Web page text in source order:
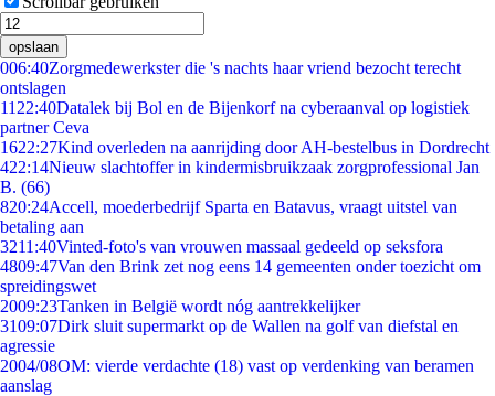
opslaan
006:40Zorgmedewerkster die 's nachts haar vriend bezocht terecht
ontslagen
11 22:40Datalek bij Bol en de Bijenkorf na cyberaanval op logistiek
partner Ceva
1622:27Kind overleden na aanrijding door AH-bestelbus in Dordrecht
422:14Nieuw slachtoffer in kindermisbruikzaak zorgprofessional Jan
B. (66)
820:24Accell, moederbedrijf Sparta en Batavus, vraagt uitstel van
betaling aan
3211:40Vinted-foto's van vrouwen massaal gedeeld op seksfora
4809:47Van den Brink zet nog eens 14 gemeenten onder toezicht om
spreidingswet
2009:23Tanken in België wordt nóg aantrekkelijker
3109:07Dirk sluit supermarkt op de Wallen na golf van diefstal en
agressie
2004/08OM: vierde verdachte (18) vast op verdenking van beramen
aanslag